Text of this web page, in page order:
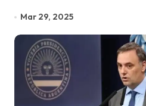
Mar 29, 2025